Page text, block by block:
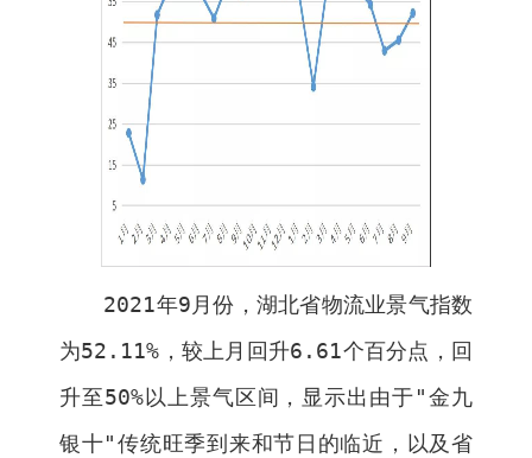
2021年9 月份，湖北省物流业景气指数
为52.11% ，较上月回升6.61个百分点，回
升至50%以上景气区间，显示出由于"金九
银十"传统旺季到来和节日的临近，以及省